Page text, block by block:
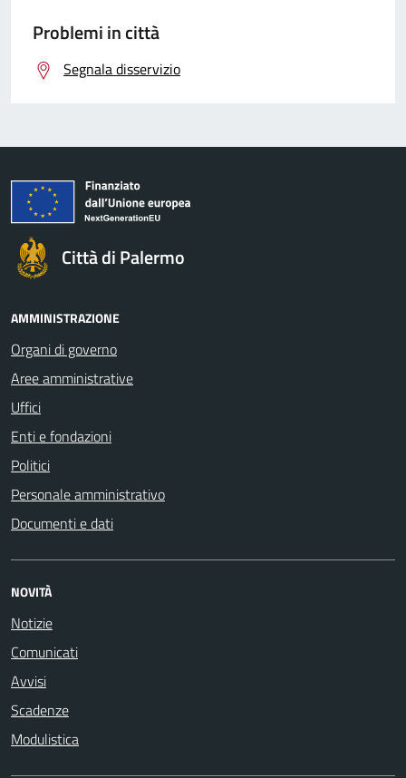
Problemi in città
Segnala disservizio
Città di Palermo
AMMINISTRAZIONE
Organi di governo
Aree amministrative
Uffici
Enti e fondazioni
Politici
Personale amministrativo
Documenti e dati
NOVITÀ
Notizie
Comunicati
Avvisi
Scadenze
Modulistica